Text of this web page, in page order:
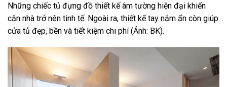
Những chiếc tủ đựng đồ thiết kế âm tường hiện đại khiến
căn nhà trở nên tinh tế. Ngoài ra, thiết kế tay nắm ẩn còn giúp
cửa tủ đẹp, bền và tiết kiệm chi phí (Ảnh: BK).